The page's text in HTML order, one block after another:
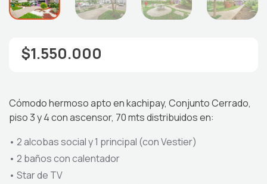
$1.550.000
Cómodo hermoso apto en kachipay, Conjunto Cerrado,
piso3 y4 con ascensor, 70mts distribuidos en:
• 2 alcobas social y 1 principal (conVestier)
• 2 bañoscon calentador
• Star de TV